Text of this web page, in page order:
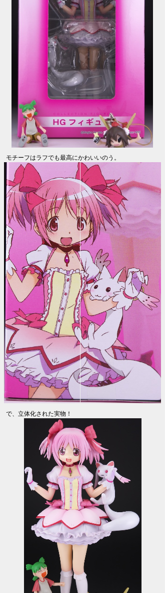
モチーフはラフでも最高にかわいいのう。
で、立体化された実物！